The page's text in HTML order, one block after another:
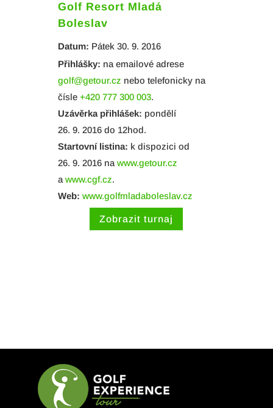
Golf Resort Mladá
Boleslav
Datum: Pátek 30. 9. 2016
Přihlášky: na emailové adrese
golf@getour.cz nebo telefonicky na
čísle +420 777 300 003.
Uzávěrka přihlášek: pondělí
26. 9. 2016 do 12hod.
Startovní listina: k dispozici od
26. 9. 2016 na www.getour.cz
a www.cgf.cz.
Web: www.golfmladaboleslav.cz
Zobrazit turnaj